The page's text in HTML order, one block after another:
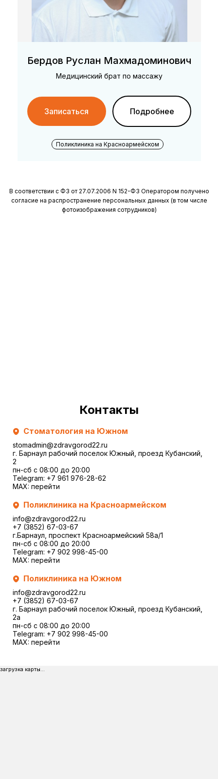
Бердов Руслан Махмадоминович
Медицинский брат по массажу
Записаться Подробнее
Поликлиника на Красноармейском
В соответствии с ФЗ от 27.07.2006 N 152-ФЗ Оператором получено
согласие на распространение персональных данных (в том числе
фотоизображения сотрудников)
Контакты
Стоматология на Южном
stomadmin@zdravgorod22.ru
г. Барнаул рабочий поселок Южный, проезд Кубанский,
2
пн-сб с 08:00 до 20:00
Telegram: +7 961 976-28-62
MAX: перейти
Поликлиника на Красноармейском
info@zdravgorod22.ru
+7 (3852) 67-03-67
г.Барнаул, проспект Красноармейский 58а/1
пн-сб с 08:00 до 20:00
Telegram: +7 902 998-45-00
MAX: перейти
Поликлиника на Южном
info@zdravgorod22.ru
+7 (3852) 67-03-67
г. Барнаул рабочий поселок Южный, проезд Кубанский,
2a
пн-сб с 08:00 до 20:00
Telegram: +7 902 998-45-00
MAX: перейти
загрузка карты...